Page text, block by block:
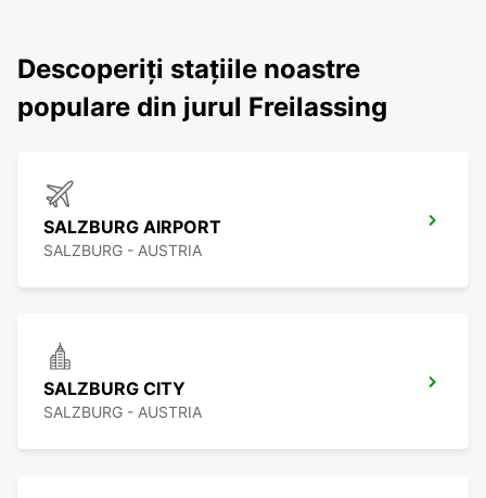
Descoperiți stațiile noastre
populare din jurul Freilassing
SALZBURG AIRPORT
SALZBURG - AUSTRIA
SALZBURG CITY
SALZBURG - AUSTRIA